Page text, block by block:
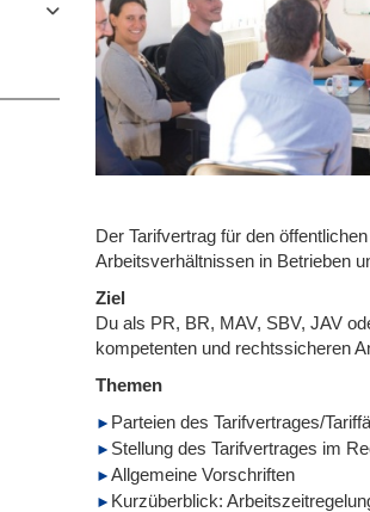
Der Tarifvertrag für den
Arbeitsverhältnissen in Betrieben
Ziel
Du als PR, BR, MAV, SBV, JAV
kompetenten und rechtssicheren
Themen
Parteien des Tarifvertrages/
Stellung des Tarifvertrages im
Allgemeine Vorschriften
Kurzüberblick: